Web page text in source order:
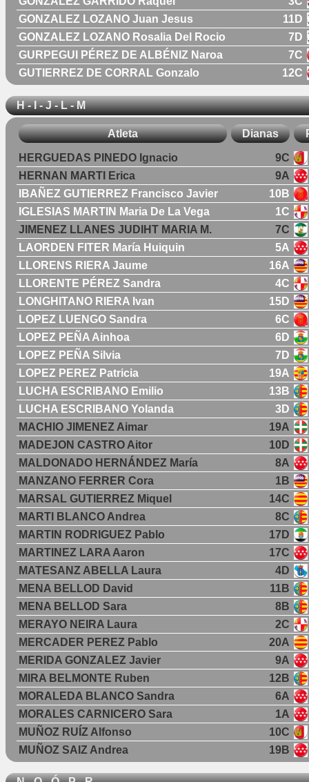
GONZALEZ LOZANO Juan Jesus
11D
GONZALEZ LOZANO Rosalia Del Rocio
7D
GURPEGUI PÉREZ DE ALBÉNIZ Naroa
7C
GUTIERREZ DE CORRAL Gonzalo
12C
H - I - J - L - M
Atleta Dianas
HERGUEDAS PINEDO Ignacio
9C
HERNAN MARTI Erica
9A
IBAÑEZ GUTIERREZ Francisco Javier
10B
IGLESIAS MARTIN Maria De La Vega
1C
JIMENEZ LLANES JUDIHT MARIA M.
7C
LAORDEN FITER María Huiquin
5A
LLORENS RIERA Jaume
16A
LLORENTE PÉREZ Sandra
4C
LONGHITANO RIERA Ivan
15D
LOPEZ LUENGO Sandra
6C
LOPEZ PEÑA Ainhoa
6D
LOPEZ PEÑA Silvia
7D
LOPEZ PEREZ Patricia
19A
LUCHA ESCRIBANO Emilio
13B
LUCHA ESCRIBANO Yolanda
3D
MACHIO JIMENEZ Aimar
19A
MADEJON CASTRO Aitor
10D
MALDONADO HERNÁNDEZ María
8A
MANZANO FERRER Cora
1B
MARSAL GUTIERREZ Miquel
14C
MARTI BLANCO Andrea
8C
MARTIN RODRIGUEZ Pablo
17D
MARTINEZ LARA Aaron
17C
MATESANZ ABELLA Laura
4D
MENA BELLOD David
11B
MENA BELLOD Sara
8B
MERAYO NEIRA Laura
2C
MERCADER PEREZ Pablo
20A
MERIDA GONZALEZ Javier
9A
MIRA BELMONTE Ruben
12B
MORALEDA BLANCO Sandra
6A
MORALES CARNICERO Sara
1A
MUÑOZ RUÍZ Alfonso
10C
MUÑOZ SAIZ Andrea
19B